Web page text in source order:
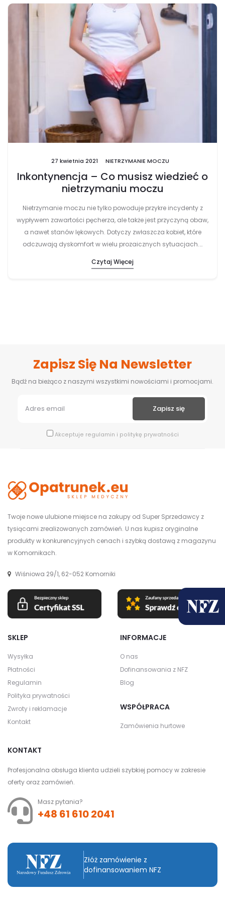
27 kwietnia 2021 NIETRZYMANIE MOCZU
Inkontynencja – Co musisz wiedzieć o
nietrzymaniu moczu
Nietrzymanie moczu nie tylko powoduje przykre incydenty z
wypływem zawartości pęcherza, ale także jest przyczyną obaw,
a nawet stanów lękowych. Dotyczy zwłaszcza kobiet, które
odczuwają dyskomfort w wielu prozaicznych sytuacjach.…
Czytaj Więcej
Zapisz Się Na Newsletter
Bądź na bieżąco z naszymi wszystkimi nowościami i promocjami.
Akceptuje regulamin i politykę prywatności
Twoje nowe ulubione miejsce na zakupy od Super Sprzedawcy z
tysiącami zrealizowanych zamówień. U nas kupisz oryginalne
produkty w konkurencyjnych cenach i szybką dostawą z magazynu
w Komornikach.
Wiśniowa 29/1, 62-052 Komorniki
SKLEP
Wysyłka
Płatności
Regulamin
Polityka prywatności
Zwroty i reklamacje
Kontakt
INFORMACJE
O nas
Dofinansowania z NFZ
Blog
WSPÓŁPRACA
Zamówienia hurtowe
KONTAKT
Profesjonalna obsługa klienta udzieli szybkiej pomocy w zakresie
oferty oraz zamówień.
Masz pytania?
+48 61 610 2041
Złóż zamówienie z
dofinansowaniem NFZ